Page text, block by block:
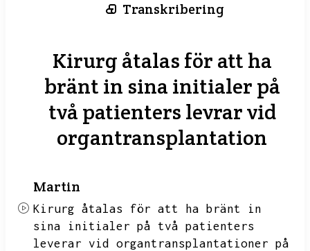
Transkribering
Kirurg åtalas för att ha
bränt in sina initialer på
två patienters levrar vid
organtransplantation
Martin
Kirurg åtalas för att ha bränt in
sina initialer på två patienters
leverar vid organtransplantationer på